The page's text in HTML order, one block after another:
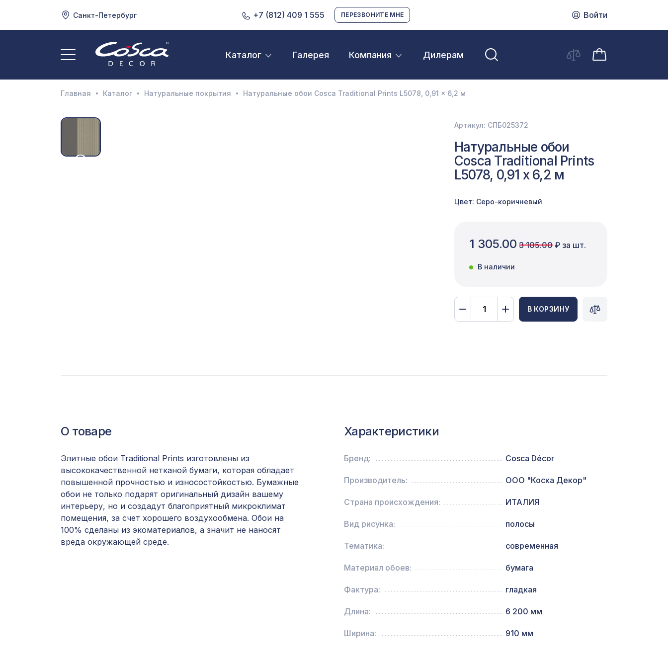
Санкт-Петербург +7 (812) 409 1 555 ПЕРЕЗВОНИТЕ МНЕ Войти
Каталог Галерея Компания Дилерам
3D орнамент
Акустические панели
Декоративные балки и брус
Консоль для архитектурного бруса 150х95мм,
Натуральные обои Cosca Traditional Prints L5095,
0,91 x 5,5 м
Перфорированная панель РОМБО, 1030х695мм,
ХДФ, белая
Натуральные обои Cosca Traditional Prints L5067,
Натуральные обои Cosca Traditional Prints L5012,
1305 ₽
Перфорированная панель КВАДРО 10-20,
2800х1250мм, ХДФ, клён
7043 ₽
Главная Каталог Натуральные покрытия Натуральные обои Cosca Traditional Prints L5078, 0,91 x 6,2 м
Артикул: СПБ025372
Натуральные обои
Cosca Traditional Prints
L5078, 0,91 x 6,2 м
Цвет: Серо-коричневый
1 305.00 3 105.00 ₽ за шт.
В наличии
В КОРЗИНУ
О товаре
Элитные обои Traditional Prints изготовлены из
высококачественной нетканой бумаги, которая обладает
повышенной прочностью и износостойкостью. Бумажные
обои не только подарят оригинальный дизайн вашему
интерьеру, но и создадут благоприятный микроклимат
помещения, за счет хорошего воздухообмена. Обои на
100% сделаны из экоматериалов, а значит не наносят
вреда окружающей среде.
Характеристики
Бренд: Cosca Décor
Производитель: ООО "Коска Декор"
Страна происхождения: ИТАЛИЯ
Вид рисунка: полосы
Тематика: современная
Материал обоев: бумага
Фактура: гладкая
Длина: 6 200 мм
Ширина: 910 мм